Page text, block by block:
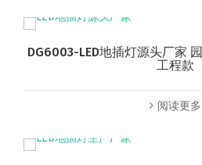
DG6003-LED地插灯源头厂家
工程款
阅读更多